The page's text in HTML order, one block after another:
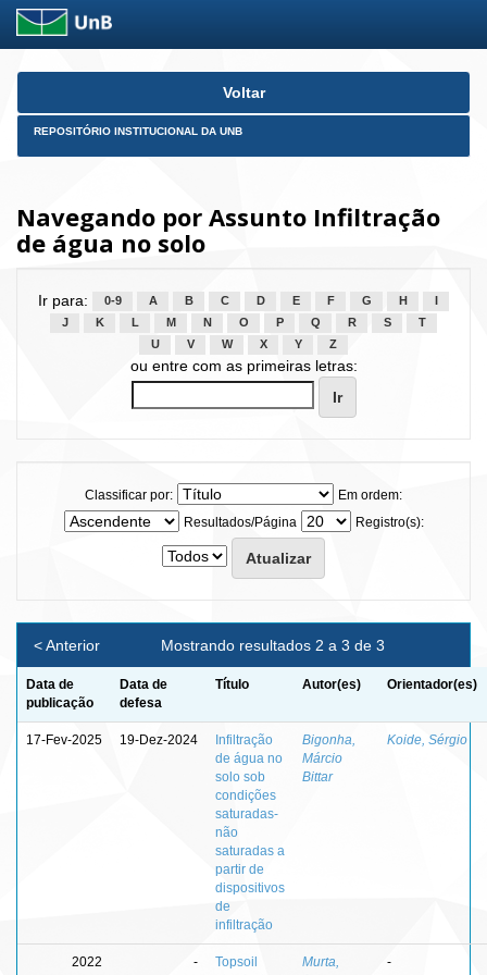
Skip
Voltar
REPOSITÓRIO INSTITUCIONAL DA UNB
Navegando por Assunto Infiltração
de água no solo
Ir para: 0-9 A B C D E F G H
J
K L M N O P Q R S
T
U
V W X Y Z
ou entre com as primeiras letras:
Classificar por:
Em ordem:
Resultados/Página
Registro(s):
Mostrando resultados 2 a 3 de 3
< Anterior
Data de
publicação
Data de
defesa
Título Autor(es) Orientador(es)
17-Fev-2025 19-Dez-2024
Infiltração
de água no
solo sob
condições
saturadas-
não
saturadas a
partir de
dispositivos
de
infiltração
Bigonha,
Márcio
Bittar
Koide, Sérgio
2022 -
Topsoil
Murta,
-